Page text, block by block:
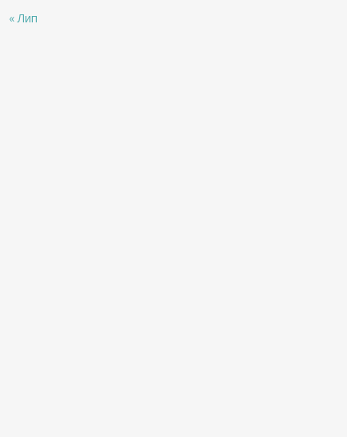
« Лип